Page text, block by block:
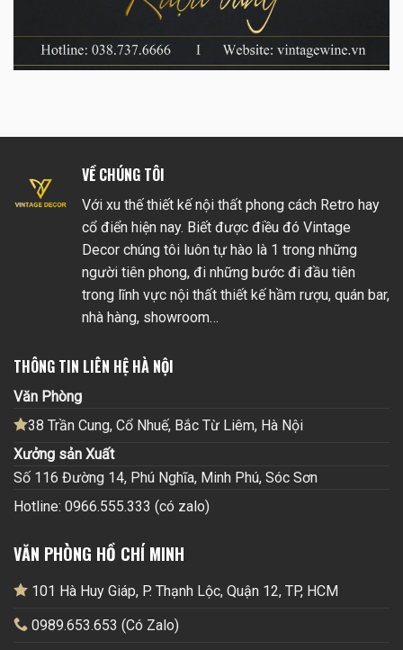
VỀ CHÚNG TÔI
Với xu thế thiết kế nội thất phong cách Retro hay
cổ điển hiện nay. Biết được điều đó Vintage
Decor chúng tôi luôn tự hào là 1 trong những
người tiên phong, đi những bước đi đầu tiên
trong lĩnh vực nội thất thiết kế hầm rượu, quán bar,
nhà hàng, showroom…
THÔNG TIN LIÊN HỆ HÀ NỘI
Văn Phòng
38 Trần Cung, Cổ Nhuế, Bắc Từ Liêm, Hà Nội
Xưởng sản Xuất
Số 116 Đường 14, Phú Nghĩa, Minh Phú, Sóc Sơn
Hotline: 0966.555.333 (có zalo)
VĂN PHÒNG HỒ CHÍ MINH
101 Hà Huy Giáp, P. Thạnh Lộc, Quận 12, TP, HCM
0989.653.653 (Có Zalo)